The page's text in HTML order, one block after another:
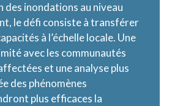
des inondations au niveau
le défi consiste à transférer
à l’échelle locale. Une
avec les communautés
et une analyse plus
des phénomènes
plus efficaces la